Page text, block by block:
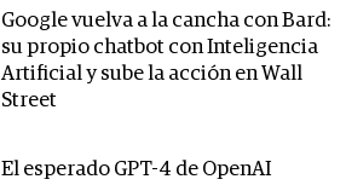
Google vuelva a la cancha con Bard:
su propio chatbot con Inteligencia
Artificial y sube la acción en Wall
Street
El esperado GPT-4 de OpenAI